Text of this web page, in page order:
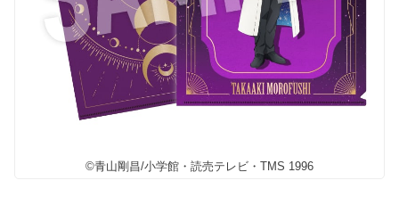
©青山剛昌/小学館・読売テレビ・TMS 1996